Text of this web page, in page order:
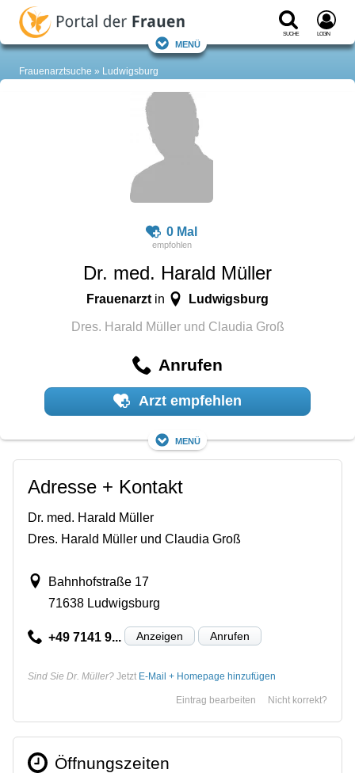
Suche Login
Menü
Frauenarztsuche Ludwigsburg
0 Mal
Dr. med. Harald Müller
Frauenarzt in Ludwigsburg
Dres. Harald Müller und Claudia Groß
Anrufen
Arzt empfehlen
Menü
Adresse + Kontakt
Dr. med. Harald Müller
Dres. Harald Müller und Claudia Groß
Bahnhofstraße 17
71638 Ludwigsburg
+49 7141 9... Anzeigen Anrufen
Sind Sie Dr. Müller? Jetzt E-Mail + Homepage hinzufügen
Nicht korrekt?
Eintrag bearbeiten
Öffnungszeiten